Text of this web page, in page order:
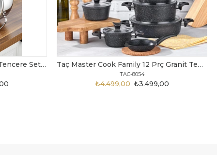
Taç Bengü Pro 8 Parça Çelik Tencere Seti Metal Sap Taç Master Cook Family 12 Prç Granit Tencere Seti Siyah
TAC-8054
₺3.499,00
₺4.499,00